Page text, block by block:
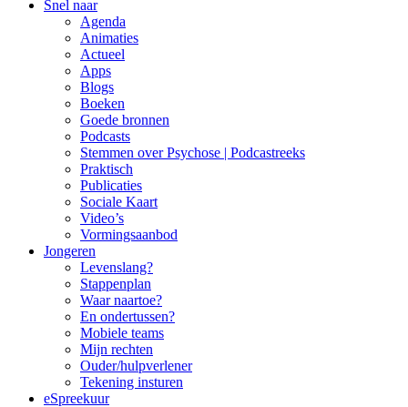
Snel naar
Agenda
Animaties
Actueel
Apps
Blogs
Boeken
Goede bronnen
Podcasts
Stemmen over Psychose | Podcastreeks
Praktisch
Publicaties
Sociale Kaart
Video’s
Vormingsaanbod
Jongeren
Levenslang?
Stappenplan
Waar naartoe?
En ondertussen?
Mobiele teams
Mijn rechten
Ouder/hulpverlener
Tekening insturen
eSpreekuur